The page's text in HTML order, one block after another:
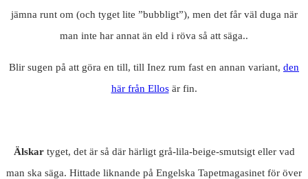
jämna runt om (och tyget lite ”bubbligt”), men det får väl duga när
man inte har annat än eld i röva så att säga..
Blir sugen på att göra en till, till Inez rum fast en annan variant, den
här från Ellosär fin.
Älskartyget, det är så där härligt grå-lila-beige-smutsigt eller vad
man ska säga. Hittade liknande på Engelska Tapetmagasinet för över